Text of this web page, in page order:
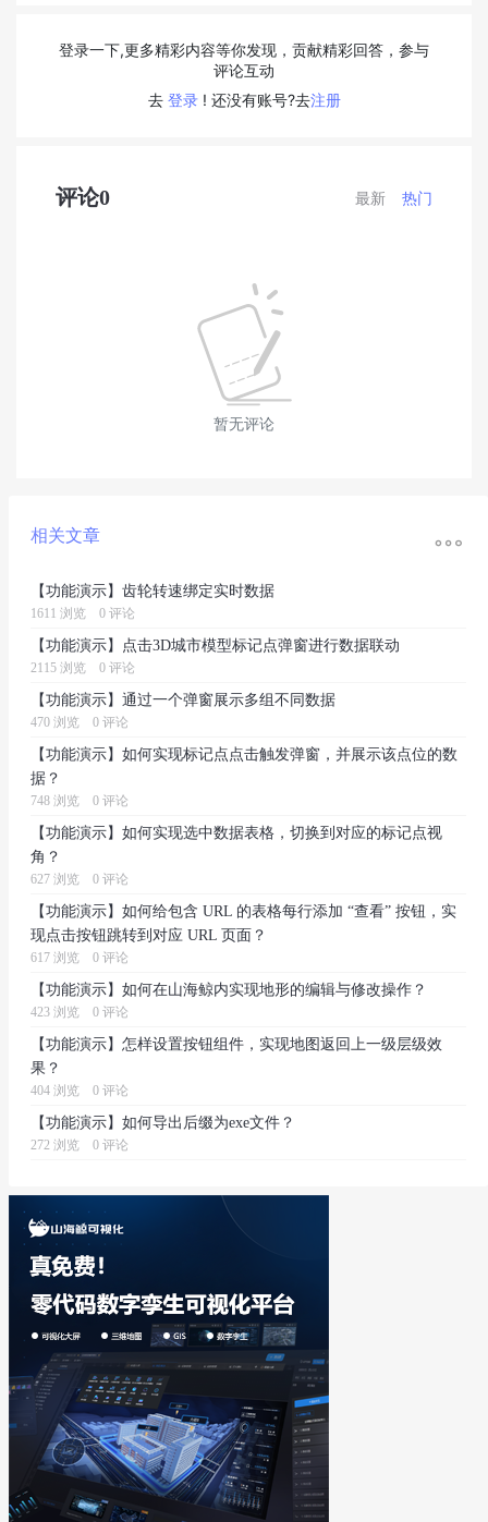
登录一下,更多精彩内容等你发现，贡献精彩回答，参与
评论互动
去 登录 ! 还没有账号?去注册
评论0 最新 热门
暂无评论
相关文章 
【功能演示】齿轮转速绑定实时数据
1611 浏览 0 评论
【功能演示】点击3D城市模型标记点弹窗进行数据联动
2115 浏览 0 评论
【功能演示】通过一个弹窗展示多组不同数据
470 浏览 0 评论
【功能演示】如何实现标记点点击触发弹窗，并展示该点位的数
据？
748 浏览 0 评论
【功能演示】如何实现选中数据表格，切换到对应的标记点视
角？
627 浏览 0 评论
【功能演示】如何给包含 URL 的表格每行添加 “查看” 按钮，实
现点击按钮跳转到对应 URL 页面？
617 浏览 0 评论
【功能演示】如何在山海鲸内实现地形的编辑与修改操作？
423 浏览 0 评论
【功能演示】怎样设置按钮组件，实现地图返回上一级层级效
果？
404 浏览 0 评论
【功能演示】如何导出后缀为exe文件？
272 浏览 0 评论